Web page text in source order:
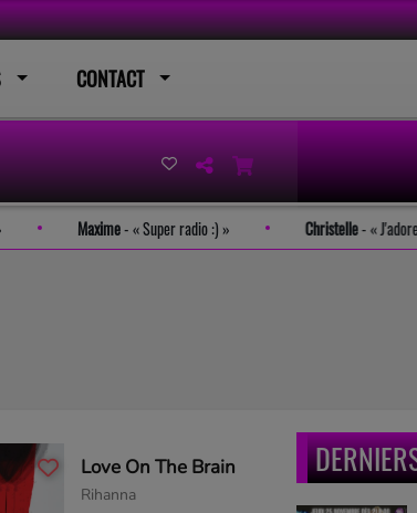
CONTACT
Maxime- Super radio :) Christelle-
Love On The Brain
Rihanna